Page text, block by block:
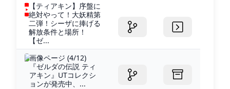
【ティアキン】序盤に
絶対やって！大妖精第
二弾！シーザに捧げる
解放条件と場所！
【ゼ...
画像ページ (4/12)
『ゼルダの伝説 ティ
アキン』UTコレクシ
ョンが発売中、...